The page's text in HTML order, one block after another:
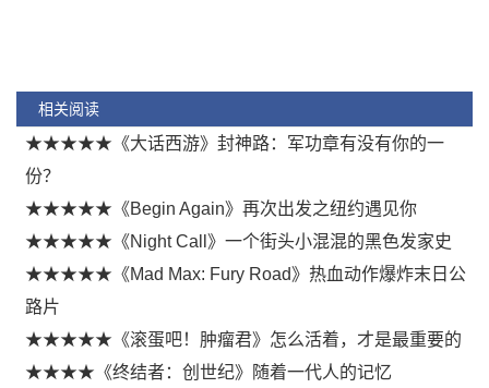
相关阅读
★★★★★《大话西游》封神路：军功章有没有你的一
份？
★★★★★《Begin Again》再次出发之纽约遇见你
★★★★★《Night Call》一个街头小混混的黑色发家史
★★★★★《Mad Max: Fury Road》热血动作爆炸末日公
路片
★★★★★《滚蛋吧！肿瘤君》怎么活着，才是最重要的
★★★★《终结者：创世纪》随着一代人的记忆